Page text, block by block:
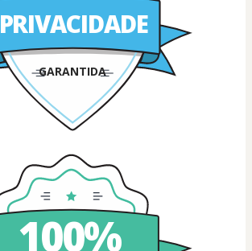
PRIVACIDADE
GARANTIDA
100%